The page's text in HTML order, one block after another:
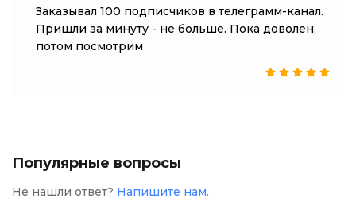
Заказывал 100 подписчиков в телеграмм-канал.
Пришли за минуту - не больше. Пока доволен,
потом посмотрим
Популярные вопросы
Не нашли ответ? Напишите нам.